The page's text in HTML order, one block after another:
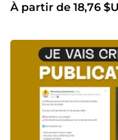
À partir de 18,76